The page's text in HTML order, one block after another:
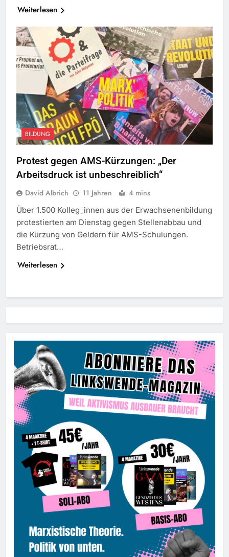
Weiterlesen
BILDUNG
Protest gegen AMS-Kürzungen: „Der
Arbeitsdruck ist unbeschreiblich“
David Albrich 11 Jahren 4 mins
Über 1.500 Kolleg_innen aus der Erwachsenenbildung
protestierten am Dienstag gegen Stellenabbau und
die Kürzung von Geldern für AMS-Schulungen.
Betriebsrat…
Weiterlesen